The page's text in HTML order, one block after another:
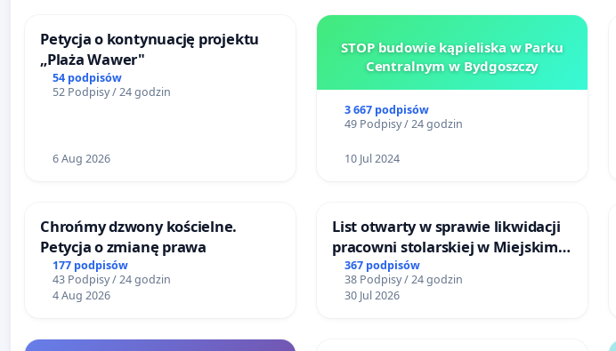
Petycja o kontynuację projektu
„Plaża Wawer"
54 podpisów
52 Podpisy / 24 godzin
6 Aug 2026
STOP budowie kąpieliska w Parku
Centralnym w Bydgoszczy
3 667 podpisów
49 Podpisy / 24 godzin
10 Jul 2024
Chrońmy dzwony kościelne.
Petycja o zmianę prawa
177 podpisów
43 Podpisy / 24 godzin
4 Aug 2026
List otwarty w sprawie likwidacji
pracowni stolarskiej w Miejskim
Teatrze Miniatura w Gdańsku
367 podpisów
38 Podpisy / 24 godzin
30 Jul 2026